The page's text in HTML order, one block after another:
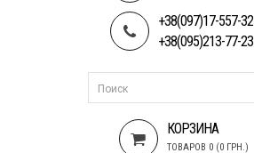
+38(097)17-557-32
+38(095)213-77-23
КОРЗИНА
ТОВАРОВ 0 (0 ГРН.)